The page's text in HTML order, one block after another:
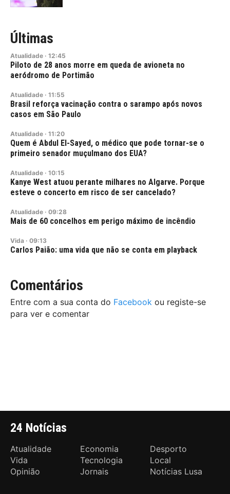
Últimas
Atualidade · 12:45
Piloto de 28 anos morre em queda de avioneta no
aeródromo de Portimão
Atualidade · 11:55
Brasil reforça vacinação contra o sarampo após novos
casos em São Paulo
Atualidade · 11:20
Quem é Abdul El-Sayed, o médico que pode tornar-se o
primeiro senador muçulmano dos EUA?
Atualidade · 10:15
Kanye West atuou perante milhares no Algarve. Porque
esteve o concerto em risco de ser cancelado?
Atualidade · 09:28
Mais de 60 concelhos em perigo máximo de incêndio
Vida · 09:13
Carlos Paião: uma vida que não se conta em playback
Comentários
Entre com a sua conta do Facebook ou registe-se
para ver e comentar
24 Notícias
Atualidade Economia
Desporto
Vida
Tecnologia
Local
Opinião
Jornais Notícias Lusa